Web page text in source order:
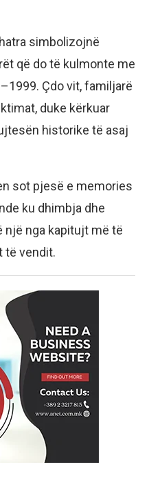
simbolizojnë
që do të kulmonte me
Çdo vit, familjarë
duke kërkuar
historike të asaj
sot pjesë e memories
ku dhimbja dhe
një nga kapitujt më të
të vendit.